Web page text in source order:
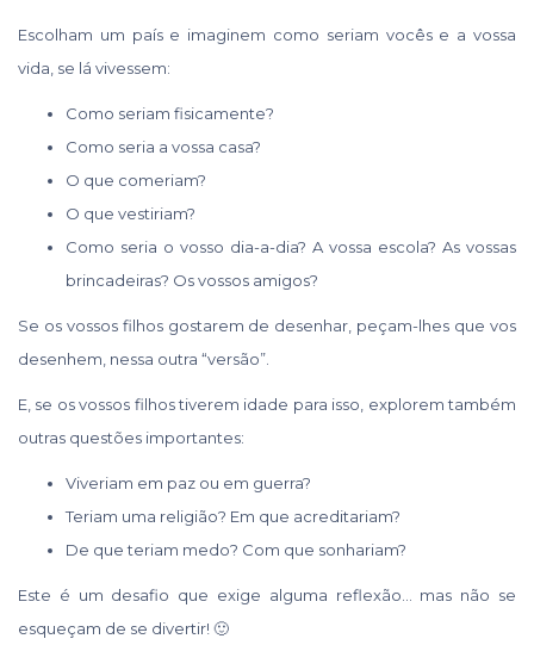
Escolham um país e imaginem como seriam vocês e a vossa
vida, se lá vivessem:
Como seriam fisicamente?
Como seria a vossa casa?
O que comeriam?
O que vestiriam?
Como seria o vosso dia-a-dia? A vossa escola? As vossas
brincadeiras? Os vossos amigos?
Se os vossos filhos gostarem de desenhar, peçam-lhes que vos
desenhem, nessa outra “versão”.
E, se os vossos filhos tiverem idade para isso, explorem também
outras questões importantes:
Viveriam em paz ou em guerra?
Teriam uma religião? Em que acreditariam?
De que teriam medo? Com que sonhariam?
Este é um desafio que exige alguma reflexão… mas não se
esqueçam de se divertir! 🙂